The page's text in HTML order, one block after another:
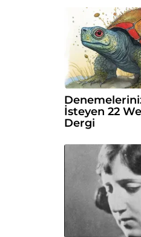
İsteyen 22
Dergi